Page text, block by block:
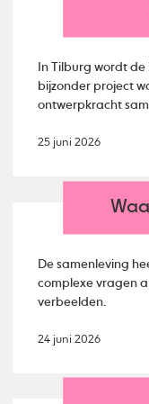
In Tilburg wordt
bijzonder project
ontwerpkracht
25 juni 2026
De samenleving
complexe vragen
verbeelden.
24 juni 2026